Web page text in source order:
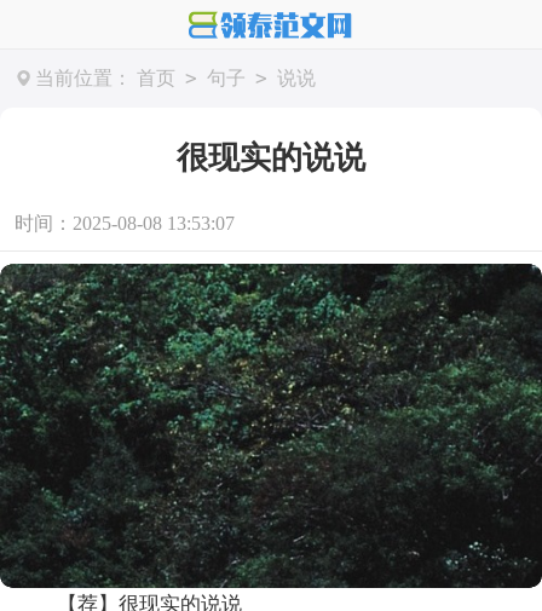
当前位置： 首页 > 句子 > 说说
很现实的说说
时间：2025-08-08 13:53:07
【荐】很现实的说说